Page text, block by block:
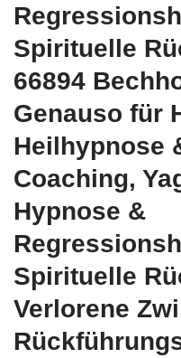
Spirituelle
66894
Genauso für
Heilhypnose
Coaching,
Hypnose &
Spirituelle
Verlorene